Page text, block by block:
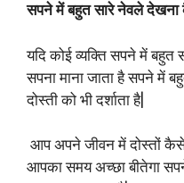
सपने में बहुत सारे नेवले देखना
यदि कोई व्यक्ति सपने में बहुत
सपना माना जाता है सपने में
दोस्ती को भी दर्शाता है|
आप अपने जीवन में दोस्तों
आपका समय अच्छा बीतेगा